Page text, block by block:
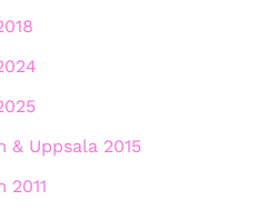
& Uppsala 2015
2011